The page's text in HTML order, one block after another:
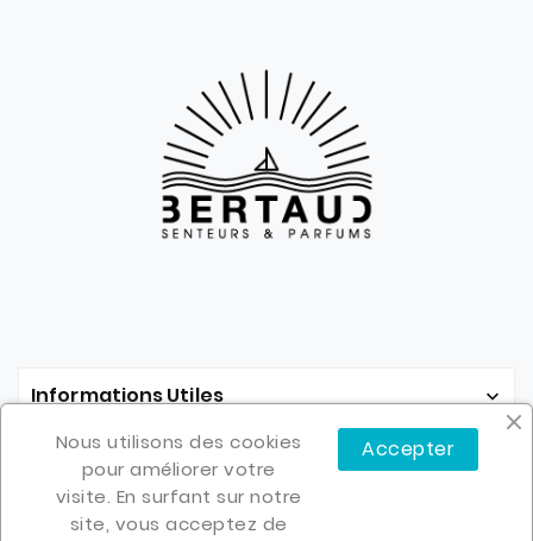
Informations Utiles 
Mon Compte
Nous utilisons des cookies
pour améliorer votre
visite. En surfant sur notre
site, vous acceptez de
Accepter